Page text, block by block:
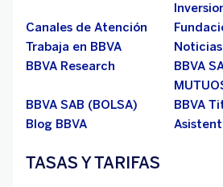
Canales de Atención
Trabaja en BBVA
BBVA Research
BBVA
BBVA SAB (BOLSA)
BBVA
Blog BBVA
TASAS Y TARIFAS